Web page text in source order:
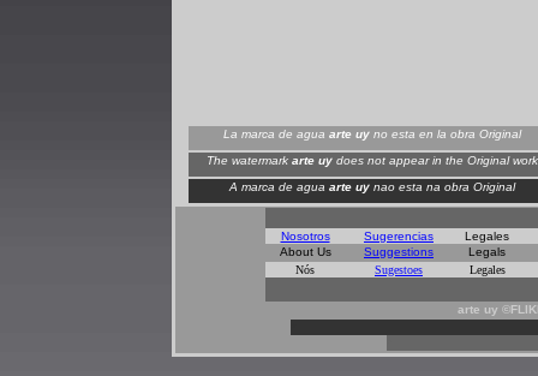
La marca de agua arte uy no esta en la obra Original
The watermark arte uy does not appear in the Original work
A marca de agua arte uy nao esta na obra Original
Nosotros Sugerencias
Legales
About Us
Suggestions
Legals
Nós
Sugestoes Legales
arte uy